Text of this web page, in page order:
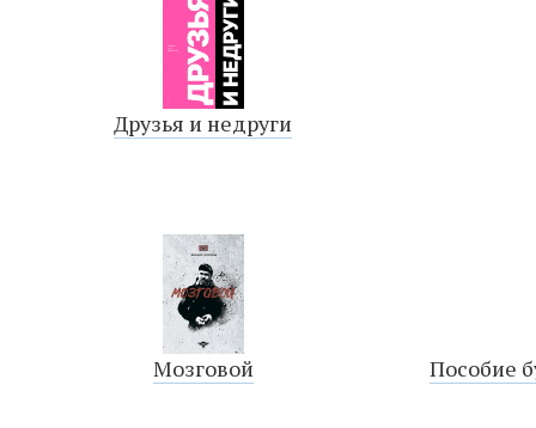
Друзья и недруги
Мозговой Пособие